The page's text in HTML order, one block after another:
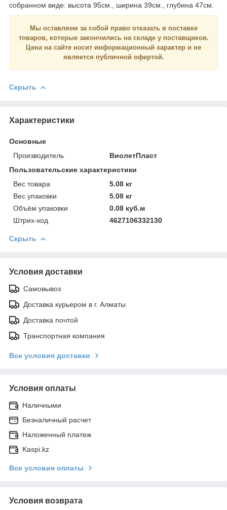
собранном виде: высота 95см., ширина 39см., глубина 47см.
Мы оставляем за собой право отказать в поставке
товаров, которые закончились на складе у поставщиков.
Цена на сайте носит информационный характер и не
является публичной офертой.
Скрыть
Характеристики
Основные
Производитель
ВиолетПласт
Пользовательские характеристики
Вес товара
5.08 кг
Вес упаковки
5.08 кг
Объём упаковки
0.08 куб.м
Штрих-код
4627106332130
Скрыть
Условия доставки
Самовывоз
Доставка курьером в г. Алматы
Доставка почтой
Транспортная компания
Все условия доставки
Условия оплаты
Наличными
Безналичный расчет
Наложенный платеж
Kaspi.kz
Все условия оплаты
Условия возврата